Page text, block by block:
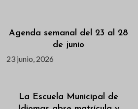
Agenda semanal del 23 al 28
de junio
23 junio, 2026
La Escuela Municipal de